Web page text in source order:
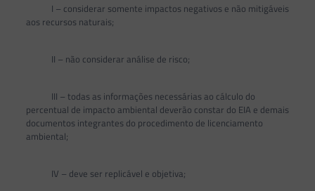
I – considerar somente impactos negativos e não mitigáveis
aos recursos naturais;
II – não considerar análise de risco;
III – todas as informações necessárias ao cálculo do
percentual de impacto ambiental deverão constar do EIA e demais
documentos integrantes do procedimento de licenciamento
ambiental;
IV – deve ser replicável e objetiva;